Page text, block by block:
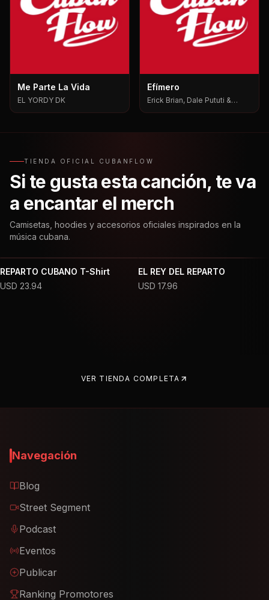
Me Parte La Vida
EL YORDY DK
Efímero
Erick Brian, Dale Pututi &
TIENDA OFICIAL CUBANFLOW
Si te gusta esta canción, te va
a encantar el merch
Camisetas, hoodies y accesorios oficiales inspirados en la
música cubana.
REPARTO CUBANO T-Shirt
USD 23.94
EL REY DEL REPARTO
USD 17.96
VER TIENDA COMPLETA
Navegación
Blog
Street Segment
Podcast
Eventos
Publicar
Ranking Promotores